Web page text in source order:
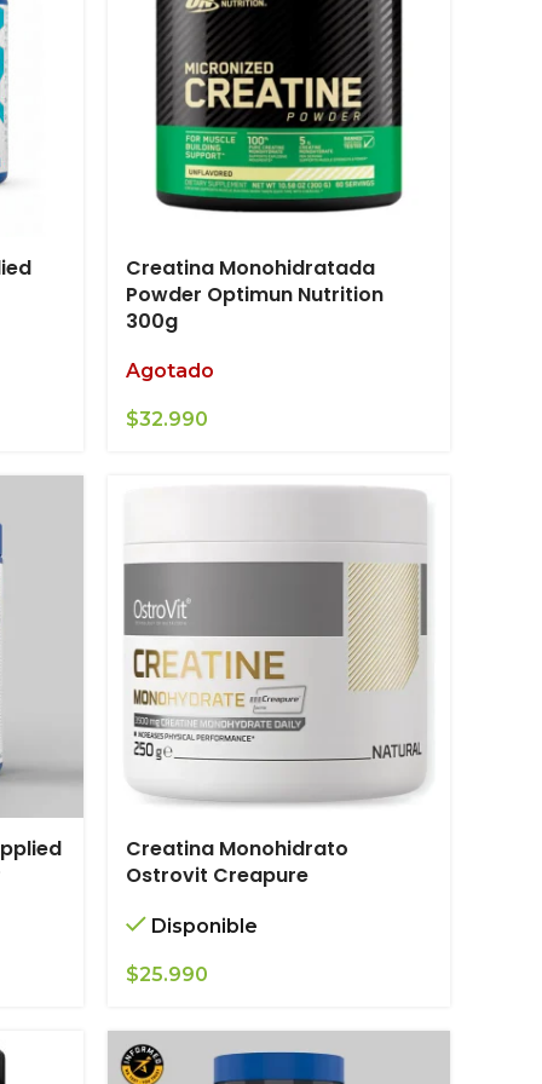
Creatina Monohidratada
Powder Optimun Nutrition
300g
Agotado
$32.990
Creatina Monohidrato
Ostrovit Creapure
Disponible
$25.990